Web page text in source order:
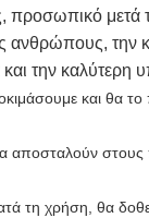
προσωπικό
την
την καλύτερη
και θα
θα αποσταλούν
τη χρήση, θα